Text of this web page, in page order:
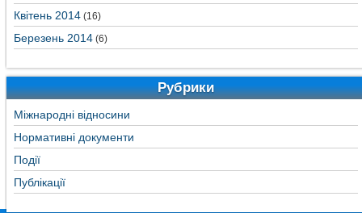
Квітень 2014 (16)
Березень 2014 (6)
Рубрики
Міжнародні відносини
Нормативні документи
Події
Публікації